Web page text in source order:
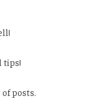
tips!
posts.